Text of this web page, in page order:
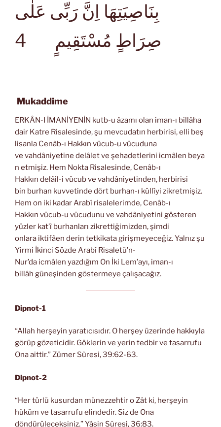
بِنَاصِيَتِهَا اِنَّ رَبِّى عَلٰى
صِرَاطٍ مُسْتَقِيمٍ
4
Mukaddime
ERKÂN-I İMANİYENİN kutb-u âzamı olan iman-ı billâha
dair Katre Risalesinde, şu mevcudatın herbirisi, elli beş
lisanla Cenâb-ı Hakkın vücub-u vücuduna
ve vahdâniyetine delâlet ve şehadetlerini icmâlen beya
n etmişiz. Hem Nokta Risalesinde, Cenâb-ı
Hakkın delâil-i vücub ve vahdâniyetinden, herbirisi
bin burhan kuvvetinde dört burhan-ı küllîyi zikretmişiz.
Hem on iki kadar Arabî risalelerimde, Cenâb-ı
Hakkın vücub-u vücudunu ve vahdâniyetini gösteren
yüzler kat’î burhanları zikrettiğimizden, şimdi
onlara iktifâen derin tetkikata girişmeyeceğiz. Yalnız şu
Yirmi İkinci Sözde Arabî Risaletü’n-
Nur’da icmâlen yazdığım On İki Lem’ayı, iman-ı
billâh güneşinden göstermeye çalışacağız.
Dipnot-1
“Allah herşeyin yaratıcısıdır. O herşey üzerinde hakkıyla
görüp gözeticidir. Göklerin ve yerin tedbir ve tasarrufu
Ona aittir.” Zümer Sûresi, 39:62-63.
Dipnot-2
“Her türlü kusurdan münezzehtir o Zât ki, herşeyin
hüküm ve tasarrufu elindedir. Siz de Ona
döndürüleceksiniz.” Yâsin Sûresi, 36:83.